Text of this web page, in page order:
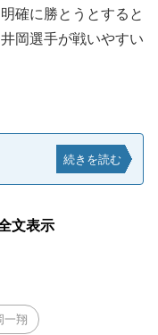
確に勝とうとすると
岡選手が戦いやすい
続きを読む
文表示
一翔